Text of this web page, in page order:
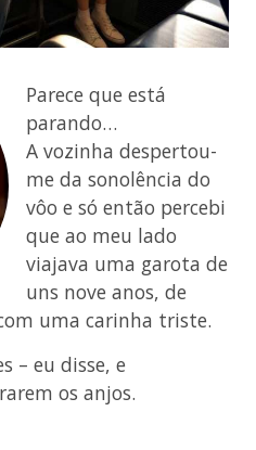
Parece que está
parando…
A vozinha despertou-
me da sonolência do
vôo e só então percebi
que ao meu lado
viajava uma garota de
uns nove anos, de
uma carinha triste.
– eu disse, e
os anjos.